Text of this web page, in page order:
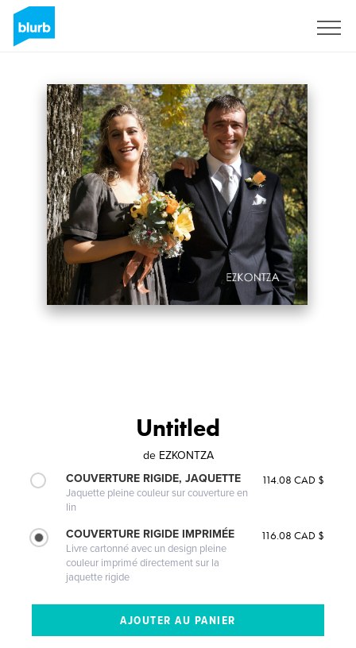
Untitled
de EZKONTZA
COUVERTURE RIGIDE, JAQUETTE
Jaquette pleine couleur sur couverture en
lin
114.08 CAD $
COUVERTURE RIGIDE IMPRIMÉE
Livre cartonné avec un design pleine
couleur imprimé directement sur la
jaquette rigide
116.08 CAD $